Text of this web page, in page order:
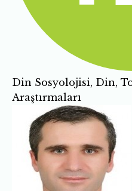
Din Sosyolojisi, Din,
Araştırmaları